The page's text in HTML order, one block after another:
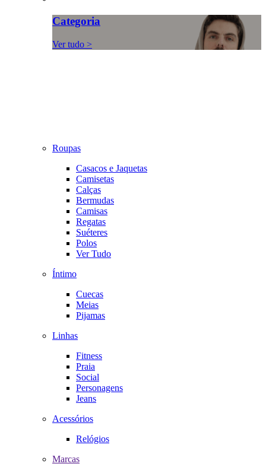
Categoria
Ver tudo >
Roupas
Casacos e Jaquetas
Camisetas
Calças
Bermudas
Camisas
Regatas
Suéteres
Polos
Ver Tudo
Íntimo
Cuecas
Meias
Pijamas
Linhas
Fitness
Praia
Social
Personagens
Jeans
Acessórios
Relógios
Marcas